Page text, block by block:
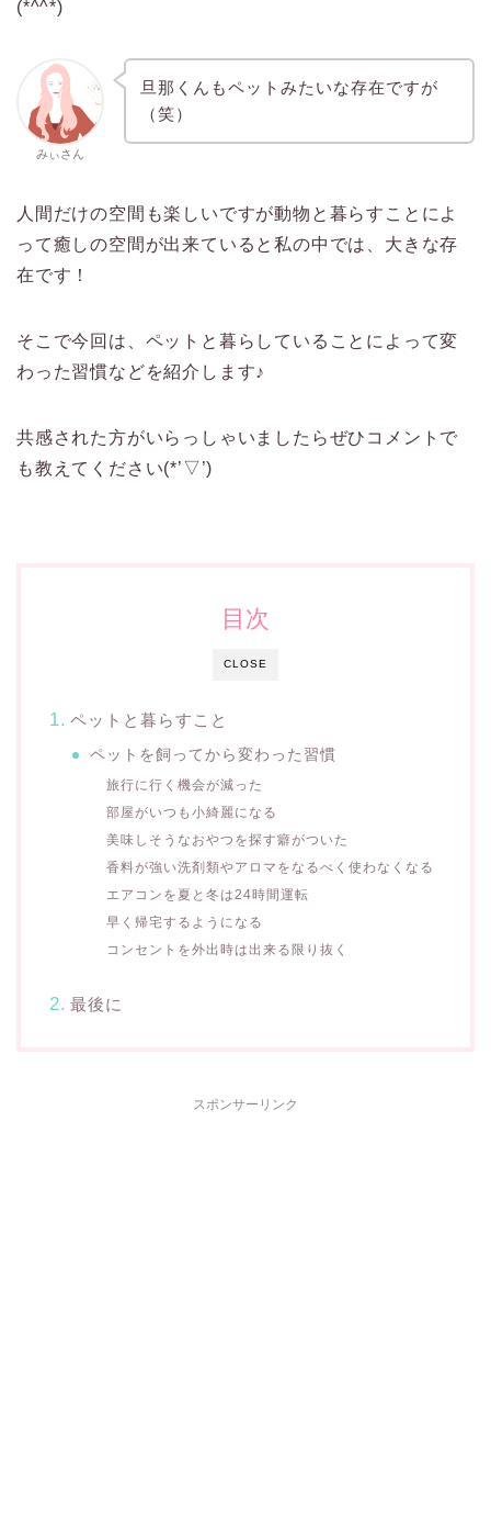
(*^^*)
みぃさん
旦那くんもペットみたいな存在ですが
（笑）
人間だけの空間も楽しいですが動物と暮らすことによ
って癒しの空間が出来ていると私の中では、大きな存
在です！
そこで今回は、ペットと暮らしていることによって変
わった習慣などを紹介します♪
共感された方がいらっしゃいましたらぜひコメントで
も教えてください(*’▽’)
CLOSE
目次
ペットと暮らすこと
ペットを飼ってから変わった習慣
旅行に行く機会が減った
部屋がいつも小綺麗になる
美味しそうなおやつを探す癖がついた
香料が強い洗剤類やアロマをなるべく使わなくなる
エアコンを夏と冬は24時間運転
早く帰宅するようになる
コンセントを外出時は出来る限り抜く
最後に
スポンサーリンク